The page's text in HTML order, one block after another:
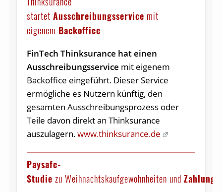
startet Ausschreibungsservice mit
eigenem Backoffice
FinTech Thinksurance hat einen
Ausschreibungsservice mit eigenem
Backoffice eingeführt. Dieser Service
ermögliche es Nutzern künftig, den
gesamten Ausschreibungsprozess oder
Teile davon direkt an Thinksurance
auszulagern.www.thinksurance.de
Paysafe-
Studie zu Weihnachtskaufgewohnheiten und